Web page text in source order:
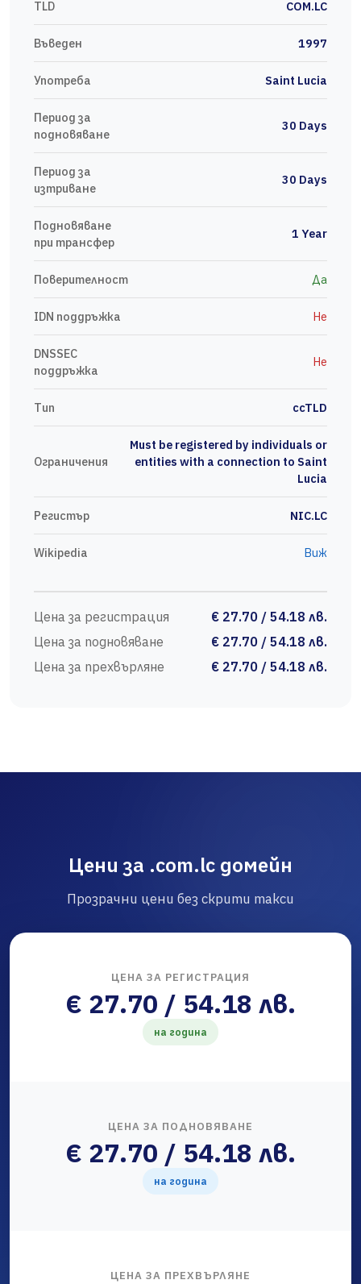
TLD COM.LC
Въведен 1997
Употреба Saint Lucia
Период за
подновяване
30 Days
Период за
изтриване
30 Days
Подновяване
при трансфер
1 Year
Поверителност Да
IDN поддръжка Не
DNSSEC
поддръжка
Не
Тип ccTLD
Ограничения
Must be registered by individuals or
entities with a connection to Saint
Lucia
Регистър NIC.LC
Wikipedia Виж
Цена за регистрация
€ 27.70 / 54.18 лв.
Цена за подновяване
€ 27.70 / 54.18 лв.
Цена за прехвърляне
€ 27.70 / 54.18 лв.
Цени за .com.lc домейн
Прозрачни цени без скрити такси
ЦЕНА ЗА РЕГИСТРАЦИЯ
€ 27.70 / 54.18 лв.
на година
ЦЕНА ЗА ПОДНОВЯВАНЕ
€ 27.70 / 54.18 лв.
на година
ЦЕНА ЗА ПРЕХВЪРЛЯНЕ